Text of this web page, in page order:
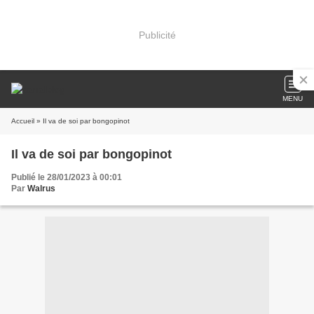
Publicité
MENU
Accueil » Il va de soi par bongopinot
Il va de soi par bongopinot
Publié le 28/01/2023 à 00:01
Par Walrus